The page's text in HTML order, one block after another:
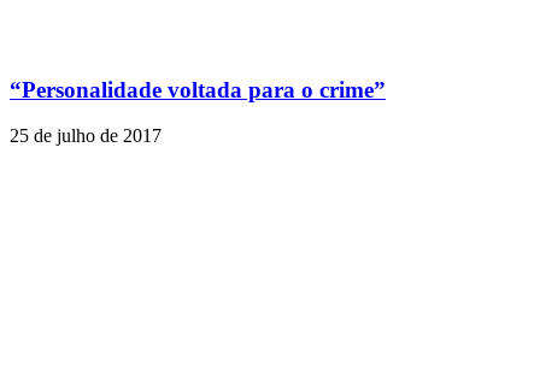
“Personalidade voltada para o crime”
25 de julho de 2017